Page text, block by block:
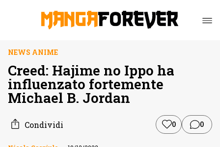
NEWS ANIME
Creed: Hajime no Ippo ha
influenzato fortemente
Michael B. Jordan
Condividi 0 0